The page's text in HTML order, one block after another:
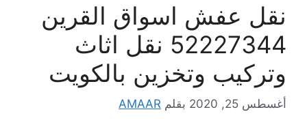
نقل عفش اسواق القرين
52227344 نقل اثاث
وتركيب وتخزين بالكويت
أغسطس 25, 2020 بقلم AMAAR